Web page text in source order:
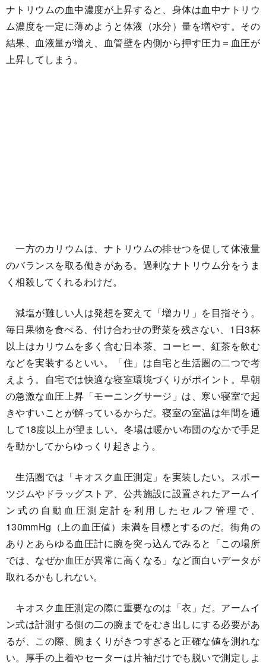
ナトリウムの血中濃度が上昇すると、身体は血中ナトリウ
ム濃度を一定に薄めようと体液（水分）量を増やす。その
結果、血液量が増え、血管壁を内側から押す圧力＝血圧が
上昇してしまう。
一方のカリウムは、ナトリウムの排せつを促して体液量
のバランスを取る働きがある。過剰なナトリウム分をうま
く相殺してくれるわけだ。
減塩が難しい人は発想を変えて「増カリ」を目指そう。
毎日果物を食べる、付け合わせの野菜を残さない、1日3杯
以上はカリウムを多く含む日本茶、コーヒー、紅茶を飲む
などを実装するといい。「住」は自宅と生活圏の二つで考
えよう。自宅では快適な寝室環境づくりがポイント。早朝
の急激な血圧上昇「モーニングサージ」は、寒い寝室で起
きやすいことが解っているからだ。寝室の室温は年間を通
して18度以上が望ましい。冬場は暖かい布団のなかで手足
を動かしてからゆっくり起きよう。
生活圏では「キオスク血圧測定」を実装したい。スポー
ツジムやドラッグストア、公共施設に設置されたアームイ
ン式の自動血圧測定計を利用したセルフ管理で、
130mmHg（上の血圧値）未満を目標とするのだ。街角の
ありとあらゆる血圧計に腕を突っ込んでみると「この場所
では、なぜか血圧が異常に高くなる」など面白いデータが
取れるかもしれない。
キオスク血圧測定の際に重要なのは「衣」だ。アームイ
ン式は計測する側の二の腕までをむき出しにする必要があ
るが、この際、腕まくりがきつすぎると正確な値を測れな
い。厚手の上着やセーターは片袖だけでも脱いで測定しよ